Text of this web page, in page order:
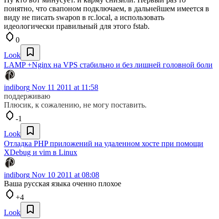
понятно, что свапоном подключаем, в дальнейшем имеется в
виду не писать swapon в rc.local, а использовать
идеологически правильный для этого fstab.
0
Look
LAMP +Nginx на VPS стабильно и без лишней головной боли
indiborg Nov 11 2011 at 11:58
поддерживаю
Плюсик, к сожалению, не могу поставить.
-1
Look
Отладка PHP приложений на удаленном хосте при помощи
XDebug и vim в Linux
indiborg Nov 10 2011 at 08:08
Ваша русская языка оченно плохое
+4
Look